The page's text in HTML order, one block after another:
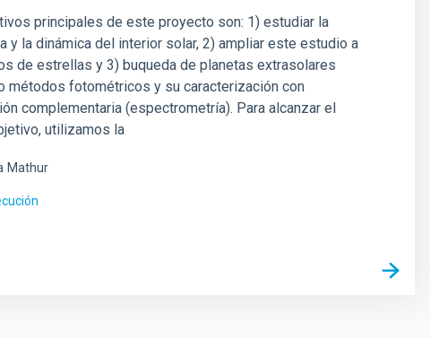
principales de este proyecto son: 1) estudiar la
y la dinámica del interior solar, 2) ampliar este estudio a
de estrellas y 3) buqueda de planetas extrasolares
métodos fotométricos y su caracterización con
complementaria (espectrometría). Para alcanzar el
utilizamos la
Mathur